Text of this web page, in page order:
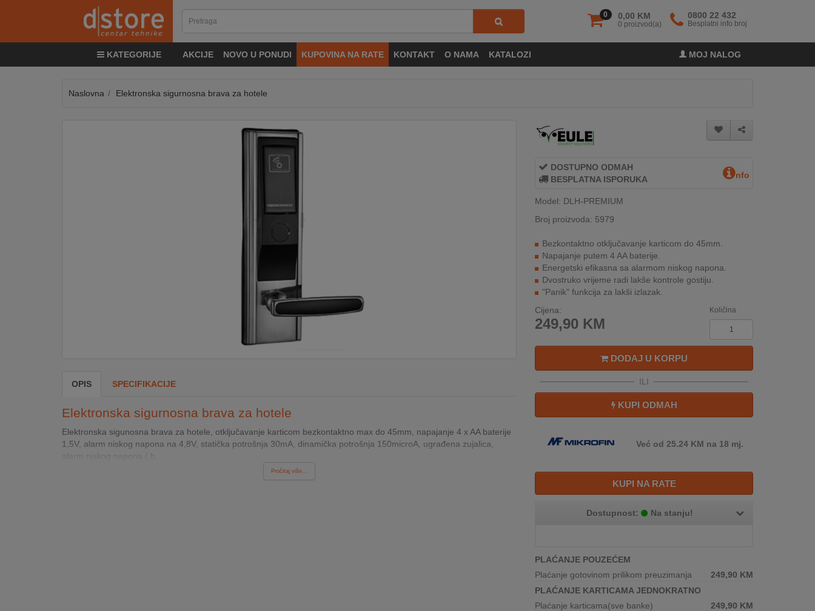
0 0,00 KM
0 proizvod(a)
0800 22 432
Besplatni info broj
KATEGORIJE AKCIJE NOVO U PONUDI KUPOVINA NA RATE KONTAKT O NAMA KATALOZI MOJ NALOG
&
KLIMATIZACIJA
Naslovna Elektronska sigurnosna brava za hotele
OPIS SPECIFIKACIJE
Elektronska sigurnosna brava za hotele
Elektronska sigunosna brava za hotele, otključavanje karticom bezkontaktno max do 45mm, napajanje 4 x AA baterije
1,5V, alarm niskog napona na 4,8V, statička potrošnja 30mA, dinamička potrošnja 150microA, ugrađena zujalica,
alarm niskog napona ( b...
Pročitaj više...
DOSTUPNO ODMAH
BESPLATNA ISPORUKA
nfo
Model: DLH-PREMIUM
Broj proizvoda: 5979
Bezkontaktno otključavanje karticom do 45mm.
Napajanje putem 4 AA baterije.
Energetski efikasna sa alarmom niskog napona.
Dvostruko vrijeme radi lakše kontrole gostiju.
"Panik" funkcija za lakši izlazak.
Cijena:
249,90 KM
Količina
DODAJ U KORPU
ILI
KUPI ODMAH
Već od 25.24 KM na 18 mj.
KUPI NA RATE
Dostupnost: Na stanju!
PLAĆANJE POUZEĆEM
Plaćanje gotovinom prilikom preuzimanja
249,90 KM
PLAĆANJE KARTICAMA JEDNOKRATNO
Plaćanje karticama(sve banke)
249,90 KM